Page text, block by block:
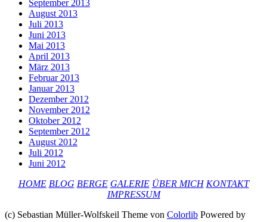
September 2013
August 2013
Juli 2013
Juni 2013
Mai 2013
April 2013
März 2013
Februar 2013
Januar 2013
Dezember 2012
November 2012
Oktober 2012
September 2012
August 2012
Juli 2012
Juni 2012
HOME BLOG BERGE GALERIE ÜBER MICH KONTAKT
IMPRESSUM
(c) Sebastian Müller-Wolfskeil Theme von Colorlib Powered by